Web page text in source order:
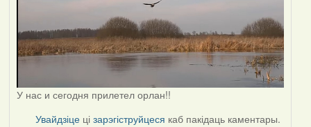
У нас и сегодня прилетел орлан!!
Увайдзіце цізарэгіструйцеся каб пакідаць каментары.